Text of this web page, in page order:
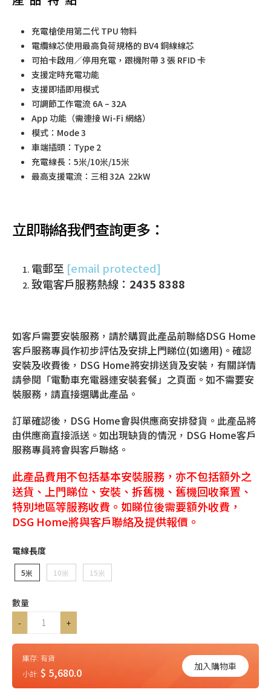
充電槍使用第二代 TPU 物料
電纜線芯使用最高負荷規格的 BV4 銅線線芯
可拍卡啟用／停用充電，跟機附帶 3 張 RFID 卡
支援定時充電功能
支援即插即用模式
可調節工作電流 6A – 32A
App 功能（需連接 Wi-Fi 網絡）
模式：Mode 3
車端插頭：Type 2
充電線長：5米/10米/15米
最高支援電流：三相 32A 22kW
立即聯絡我們查詢更多：
電郵至 [email protected]
致電客戶服務熱線： 2435 8388
如客戶需要安裝服務，請於購買此產品前聯絡DSG Home
客戶服務專員作初步評估及安排上門睇位(如適用)。確認
安裝及收費後，DSG Home將安排送貨及安裝，有關詳情
請參閱「電動車充電器連安裝套餐」之頁面。如不需要安
裝服務，請直接選購此產品。
訂單確認後，DSG Home會與供應商安排發貨。此產品將
由供應商直接派送。如出現缺貨的情況，DSG Home客戶
服務專員將會與客戶聯絡。
此產品費用不包括基本安裝服務，亦不包括額外之
送貨、上門睇位、安裝、拆舊機、舊機回收棄置、
特別地區等服務收費。如睇位後需要額外收費，
DSG Home將與客戶聯絡及提供報價。
電線長度
5米 10米 15米
數量
-
+
庫存: 有貨
小計: $ 5,680.0 加入購物車